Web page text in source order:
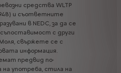
средства WLTP
и съответните
в NEDC, за да се
съпоставимост с други
Моля, свържете се с
информация.
предвид по-
на употреба, стила на